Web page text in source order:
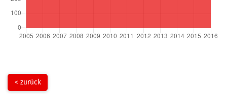
< zurück